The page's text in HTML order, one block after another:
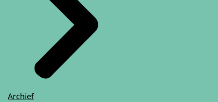
Archief